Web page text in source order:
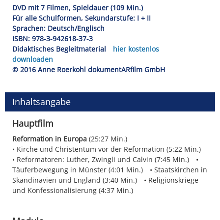
DVD mit 7 Filmen, Spieldauer (109 Min.)
Für alle Schulformen, Sekundarstufe: I + II
Sprachen: Deutsch/Englisch
ISBN: 978-3-942618-37-3
Didaktisches Begleitmaterial
hier kostenlos
downloaden
© 2016 Anne Roerkohl dokumentARfilm GmbH
Inhaltsangabe
Hauptfilm
Reformation in Europa (25:27 Min.)
Kirche und Christentum vor der Reformation (5:22 Min.)
Reformatoren: Luther, Zwingli und Calvin (7:45 Min.)
Täuferbewegung in Münster (4:01 Min.)
Staatskirchen in
Skandinavien und England (3:40 Min.)
Religionskriege
und Konfessionalisierung (4:37 Min.)